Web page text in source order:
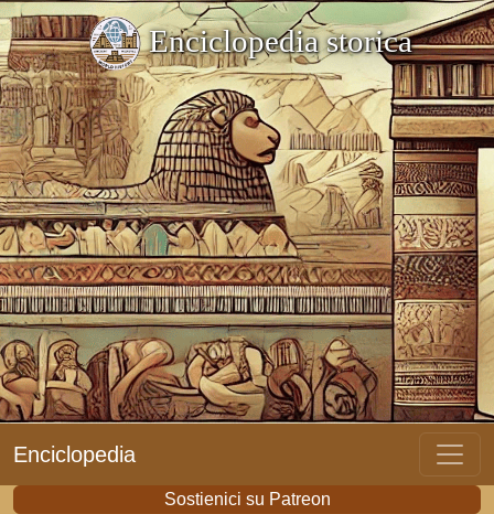
Enciclopedia storica
Enciclopedia
Sostienici su Patreon